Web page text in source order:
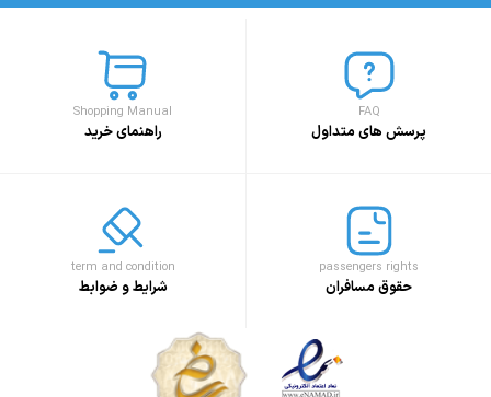
FAQ
پرسش های متداول
Shopping Manual
راهنمای خرید
passengers rights
حقوق مسافران
term and condition
شرایط و ضوابط